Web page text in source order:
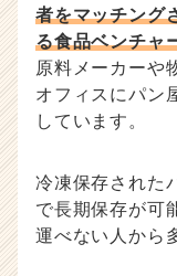
者をマッチング
る食品ベンチャ
原料メーカーや
オフィスにパン
しています。
冷凍保存された
で長期保存が可
運べない人から